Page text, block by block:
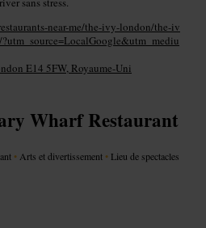
near-me/the-ivy-london/the-iv
E14 5FW, Royaume-Uni
Wharf Restaurant
• Arts et divertissement • Lieu de spectacles